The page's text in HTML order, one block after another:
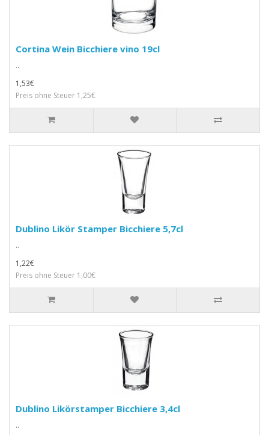
Cortina Wein Bicchiere vino 19cl
..
1,53€
Preis ohne Steuer 1,25€
Dublino Likör Stamper Bicchiere 5,7cl
..
1,22€
Preis ohne Steuer 1,00€
Dublino Likörstamper Bicchiere 3,4cl
..